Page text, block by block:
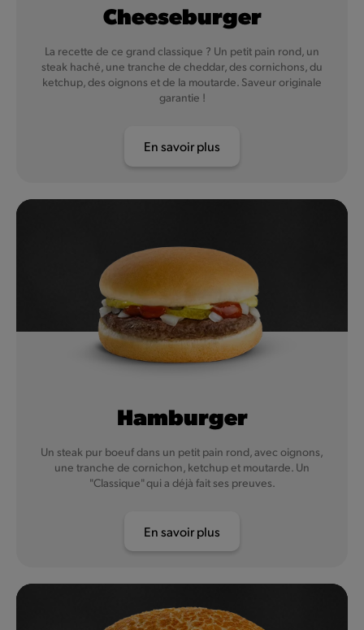
Cheeseburger
La recette de ce grand classique ? Un petit pain rond, un
steak haché, une tranche de cheddar, des cornichons, du
ketchup, des oignons et de la moutarde. Saveur originale
garantie !
En savoir plus
Hamburger
Un steak pur boeuf dans un petit pain rond, avec oignons,
une tranche de cornichon, ketchup et moutarde. Un
"Classique" qui a déjà fait ses preuves.
En savoir plus